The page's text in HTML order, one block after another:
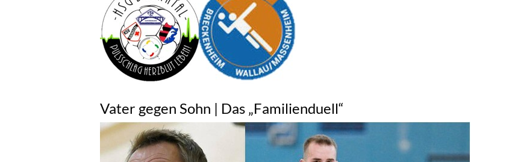
Vater gegen Sohn | Das „Familienduell“